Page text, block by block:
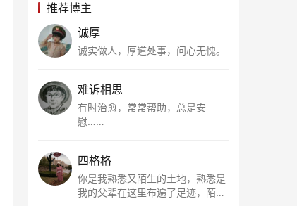
推荐博主
诚厚
诚实做人，厚道处事，问心无愧。
难诉相思
有时治愈，常常帮助，总是安
慰……
四格格
你是我熟悉又陌生的土地，熟悉是
我的父辈在这里布遍了足迹，陌生